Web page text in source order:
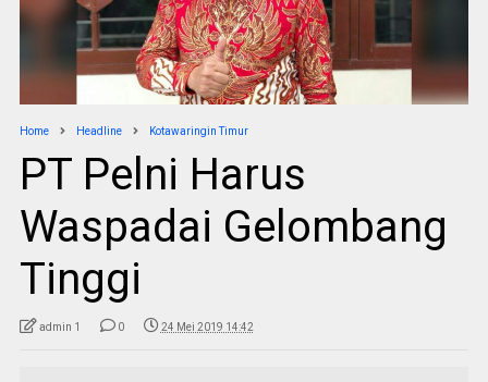
Home Headline Kotawaringin Timur
PT Pelni Harus
Waspadai Gelombang
Tinggi
admin 1 0 24 Mei 2019 14:42